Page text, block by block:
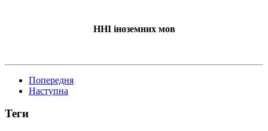
ННІ іноземних мов
Попередня
Наступна
Теги